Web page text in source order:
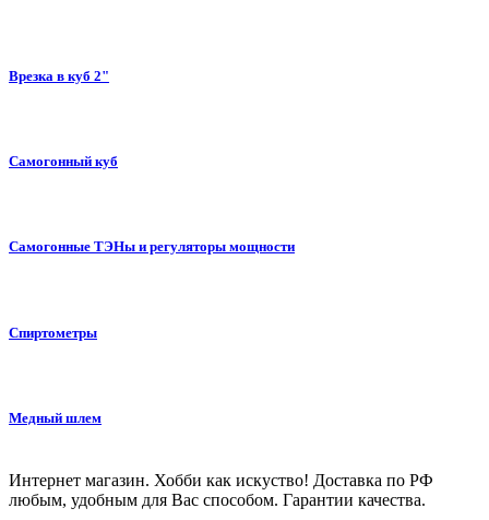
Врезка в куб 2"
Самогонный куб
Самогонные ТЭНы и регуляторы мощности
Спиртометры
Медный шлем
Интернет магазин. Хобби как искуство! Доставка по РФ
любым, удобным для Вас способом. Гарантии качества.